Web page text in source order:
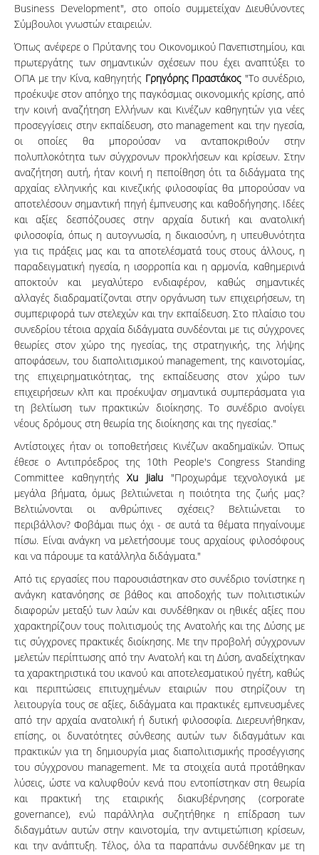
Business Development", στο οποίο συμμετείχαν Διευθύνοντες
Σύμβουλοι γνωστών εταιρειών.
Όπως ανέφερε ο Πρύτανης του Οικονομικού Πανεπιστημίου, και
πρωτεργάτης των σημαντικών σχέσεων που έχει αναπτύξει το
ΟΠΑ με την Κίνα, καθηγητής Γρηγόρης Πραστάκος "Το συνέδριο,
προέκυψε στον απόηχο της παγκόσμιας οικονομικής κρίσης, από
την κοινή αναζήτηση Ελλήνων και Κινέζων καθηγητών για νέες
προσεγγίσεις στην εκπαίδευση, στο management και την ηγεσία,
οι οποίες θα μπορούσαν να ανταποκριθούν στην
πολυπλοκότητα των σύγχρονων προκλήσεων και κρίσεων. Στην
αναζήτηση αυτή, ήταν κοινή η πεποίθηση ότι τα διδάγματα της
αρχαίας ελληνικής και κινεζικής φιλοσοφίας θα μπορούσαν να
αποτελέσουν σημαντική πηγή έμπνευσης και καθοδήγησης. Ιδέες
και αξίες δεσπόζουσες στην αρχαία δυτική και ανατολική
φιλοσοφία, όπως η αυτογνωσία, η δικαιοσύνη, η υπευθυνότητα
για τις πράξεις μας και τα αποτελέσματά τους στους άλλους, η
παραδειγματική ηγεσία, η ισορροπία και η αρμονία, καθημερινά
αποκτούν και μεγαλύτερο ενδιαφέρον, καθώς σημαντικές
αλλαγές διαδραματίζονται στην οργάνωση των επιχειρήσεων, τη
συμπεριφορά των στελεχών και την εκπαίδευση. Στο πλαίσιο του
συνεδρίου τέτοια αρχαία διδάγματα συνδέονται με τις σύγχρονες
θεωρίες στον χώρο της ηγεσίας, της στρατηγικής, της λήψης
αποφάσεων, του διαπολιτισμικού management, της καινοτομίας,
της επιχειρηματικότητας, της εκπαίδευσης στον χώρο των
επιχειρήσεων κλπ και προέκυψαν σημαντικά συμπεράσματα για
τη βελτίωση των πρακτικών διοίκησης. Το συνέδριο ανοίγει
νέους δρόμους στη θεωρία της διοίκησης και της ηγεσίας."
Αντίστοιχες ήταν οι τοποθετήσεις Κινέζων ακαδημαϊκών. Όπως
έθεσε ο Αντιπρόεδρος της 10th People's Congress Standing
Committee καθηγητήςXu Jialu "Προχωράμε τεχνολογικά με
μεγάλα βήματα, όμως βελτιώνεται η ποιότητα της ζωής μας?
Βελτιώνονται οι ανθρώπινες σχέσεις? Βελτιώνεται το
περιβάλλον? Φοβάμαι πως όχι - σε αυτά τα θέματα πηγαίνουμε
πίσω. Είναι ανάγκη να μελετήσουμε τους αρχαίους φιλοσόφους
και να πάρουμε τα κατάλληλα διδάγματα."
Από τις εργασίες που παρουσιάστηκαν στο συνέδριο τονίστηκε η
ανάγκη κατανόησης σε βάθος και αποδοχής των πολιτιστικών
διαφορών μεταξύ των λαών και συνδέθηκαν οι ηθικές αξίες που
χαρακτηρίζουν τους πολιτισμούς της Ανατολής και της Δύσης με
τις σύγχρονες πρακτικές διοίκησης. Με την προβολή σύγχρονων
μελετών περίπτωσης από την Ανατολή και τη Δύση, αναδείχτηκαν
τα χαρακτηριστικά του ικανού και αποτελεσματικού ηγέτη, καθώς
και περιπτώσεις επιτυχημένων εταιριών που στηρίζουν τη
λειτουργία τους σε αξίες, διδάγματα και πρακτικές εμπνευσμένες
από την αρχαία ανατολική ή δυτική φιλοσοφία. Διερευνήθηκαν,
επίσης, οι δυνατότητες σύνθεσης αυτών των διδαγμάτων και
πρακτικών για τη δημιουργία μιας διαπολιτισμικής προσέγγισης
του σύγχρονου management. Με τα στοιχεία αυτά προτάθηκαν
λύσεις, ώστε να καλυφθούν κενά που εντοπίστηκαν στη θεωρία
και πρακτική της εταιρικής διακυβέρνησης (corporate
governance), ενώ παράλληλα συζητήθηκε η επίδραση των
διδαγμάτων αυτών στην καινοτομία, την αντιμετώπιση κρίσεων,
και την ανάπτυξη. Τέλος, όλα τα παραπάνω συνδέθηκαν με τη